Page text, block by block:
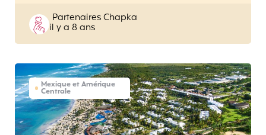
Posted
by
Partenaires Chapka
il y a 8 ans
Mexique et Amérique
Centrale